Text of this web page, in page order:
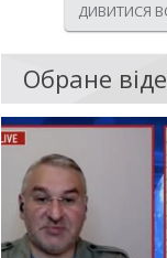
ДИВИТИСЯ
Обране